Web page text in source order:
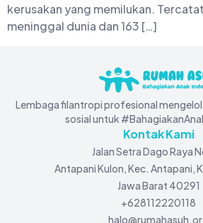
kerusakan yang memilukan.
meninggal dunia dan 163 […]
Lembaga filantropi profesional
sosial untuk
Kontak Kami
Jalan Setra Dago Raya
Antapani Kulon, Kec. Antapani,
Jawa Barat 40291
+628112220118